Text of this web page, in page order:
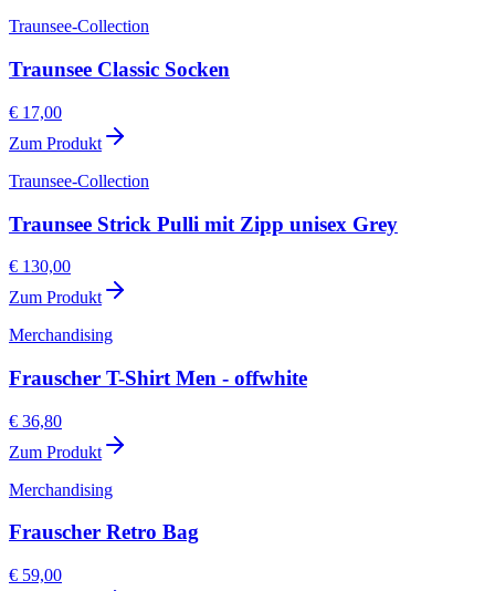
Traunsee-Collection
Traunsee Classic Socken
€ 17,00
Zum Produkt
Traunsee-Collection
Traunsee Strick Pulli mit Zipp unisex Grey
€ 130,00
Zum Produkt
Merchandising
Frauscher T-Shirt Men - offwhite
€ 36,80
Zum Produkt
Merchandising
Frauscher Retro Bag
€ 59,00